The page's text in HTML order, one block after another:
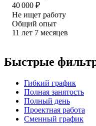
40 000 ₽
Не ищет работу
Общий опыт
11 лет 7 месяцев
Быстрые
Гибкий график
Полная занятость
Полный день
Проектная работа
Сменный график